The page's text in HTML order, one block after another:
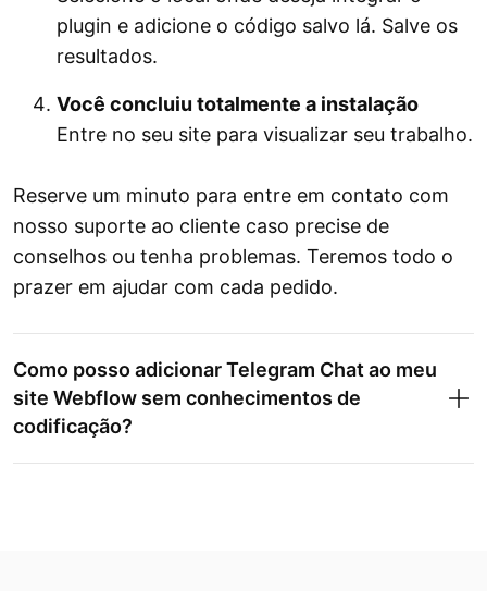
plugin e adicione o código salvo lá. Salve os
resultados.
Você concluiu totalmente a instalação
Entre no seu site para visualizar seu trabalho.
Reserve um minuto para entre em contato com
nosso suporte ao cliente caso precise de
conselhos ou tenha problemas. Teremos todo o
prazer em ajudar com cada pedido.
Como posso adicionar Telegram Chat ao meu
site Webflow sem conhecimentos de
codificação?